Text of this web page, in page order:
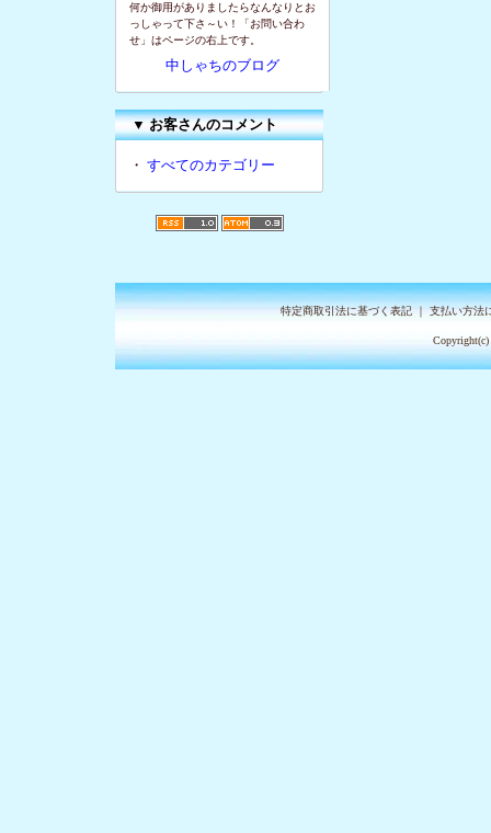
何か御用がありましたらなんなりとお
っしゃって下さ～い！「お問い合わ
せ」はページの右上です。
中しゃちのブログ
▼お客さんのコメント
・ すべてのカテゴリー
特定商取引法に基づく表記｜支払い方法